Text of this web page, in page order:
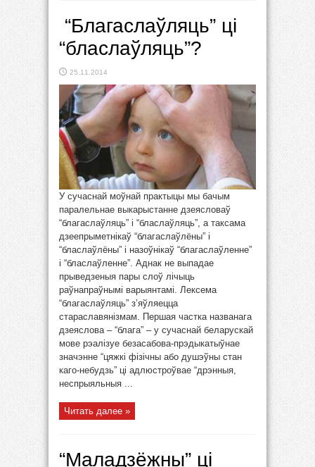
“Благаслаўляць” ці
“бласлаўляць”?
25.11.2014
У сучаснай моўнай практыцы мы бачым
паралельнае выкарыстанне дзеясловаў
“благаслаўляць” і “бласлаўляць”, а таксама
дзеепрыметнікаў “благаслаўлёны” і
“бласлаўлёны” і назоўнікаў “благаслаўленне”
і “бласлаўленне”. Аднак не выпадае
прыведзеныя пары слоў лічыць
раўнапраўнымі варыянтамі. Лексема
“благаслаўляць” з’яўляецца
стараславянізмам. Першая частка названага
дзеяслова – “блага” – у сучаснай беларускай
мове рэалізуе безасабова-прэдыкатыўнае
значэнне “цяжкі фізічны або душэўны стан
каго-небудзь” ці адлюстроўвае “дрэнныя,
неспрыяльныя ...
Читать далее »
“Маладзёжны” ці